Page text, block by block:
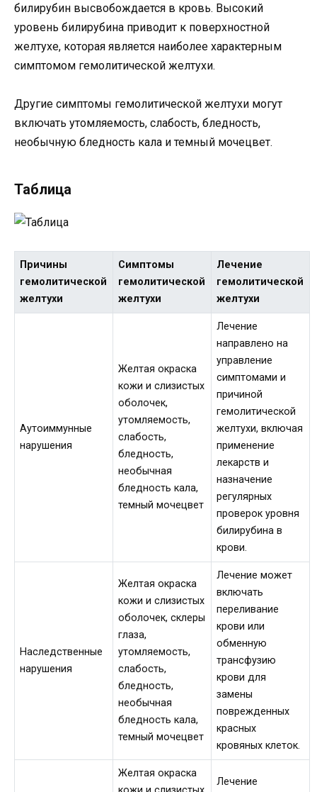
билирубин высвобождается в кровь. Высокий
уровень билирубина приводит к поверхностной
желтухе, которая является наиболее характерным
симптомом гемолитической желтухи.
Другие симптомы гемолитической желтухи могут
включать утомляемость, слабость, бледность,
необычную бледность кала и темный мочецвет.
Таблица
Причины
гемолитической
желтухи
Симптомы
гемолитической
желтухи
Лечение
гемолитической
желтухи
Аутоиммунные
нарушения
Желтая окраска
кожи и слизистых
оболочек,
утомляемость,
слабость,
бледность,
необычная
бледность кала,
темный мочецвет
Лечение
направлено на
управление
симптомами и
причиной
гемолитической
желтухи, включая
применение
лекарств и
назначение
регулярных
проверок уровня
билирубина в
крови.
Наследственные
нарушения
Желтая окраска
кожи и слизистых
оболочек, склеры
глаза,
утомляемость,
слабость,
бледность,
необычная
бледность кала,
темный мочецвет
Лечение может
включать
переливание
крови или
обменную
трансфузию
крови для
замены
поврежденных
красных
кровяных клеток.
Желтая окраска
Лечение